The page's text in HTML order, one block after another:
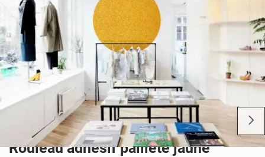
Rouleau adhésif pailleté jaune